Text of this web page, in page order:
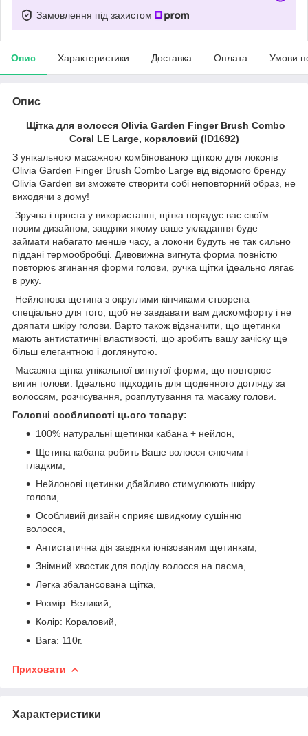
Замовлення під захистом
Опис Характеристики Доставка Оплата Умови
Опис
Щітка для волосся Olivia Garden Finger Brush Combo
Coral LE Large, кораловий (ID1692)
З унікальною масажною комбінованою щіткою для локонів
Olivia Garden Finger Brush Combo Large від відомого бренду
Olivia Garden ви зможете створити собі неповторний образ, не
виходячи з дому!
Зручна і проста у використанні, щітка порадує вас своїм
новим дизайном, завдяки якому ваше укладання буде
займати набагато менше часу, а локони будуть не так сильно
піддані термообробці. Дивовижна вигнута форма повністю
повторює згинання форми голови, ручка щітки ідеально лягає
в руку.
Нейлонова щетина з округлими кінчиками створена
спеціально для того, щоб не завдавати вам дискомфорту і не
дряпати шкіру голови. Варто також відзначити, що щетинки
мають антистатичні властивості, що зробить вашу зачіску ще
більш елегантною і доглянутою.
Масажна щітка унікальної вигнутої форми, що повторює
вигин голови. Ідеально підходить для щоденного догляду за
волоссям, розчісування, розплутування та масажу голови.
Головні особливості цього товару:
100% натуральні щетинки кабана + нейлон,
Щетина кабана робить Ваше волосся сяючим і
гладким,
Нейлонові щетинки дбайливо стимулюють шкіру
голови,
Особливий дизайн сприяє швидкому сушінню
волосся,
Антистатична дія завдяки іонізованим щетинкам,
Знімний хвостик для поділу волосся на пасма,
Легка збалансована щітка,
Розмір: Великий,
Колір: Кораловий,
Вага: 110г.
Приховати
Характеристики